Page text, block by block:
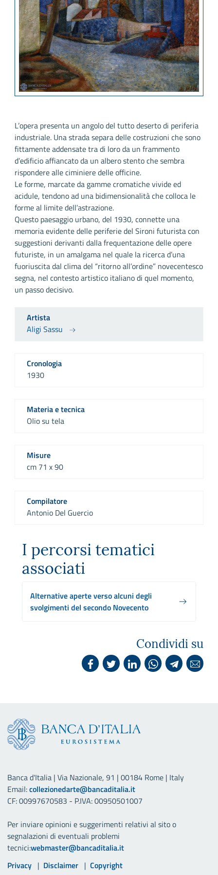
L’opera presenta un angolo del tutto deserto di periferia
industriale. Una strada separa delle costruzioni che sono
fittamente addensate tra di loro da un frammento
d’edificio affiancato da un albero stento che sembra
rispondere alle ciminiere delle officine.
Le forme, marcate da gamme cromatiche vivide ed
acidule, tendono ad una bidimensionalità che colloca le
forme al limite dell’astrazione.
Questo paesaggio urbano, del 1930, connette una
memoria evidente delle periferie del Sironi futurista con
suggestioni derivanti dalla frequentazione delle opere
futuriste, in un amalgama nel quale la ricerca d’una
fuoriuscita dal clima del “ritorno all’ordine” novecentesco
segna, nel contesto artistico italiano di quel momento,
un passo decisivo.
Artista
Aligi Sassu
Cronologia
1930
Materia e tecnica
Olio su tela
Misure
cm 71 x 90
Compilatore
Antonio Del Guercio
I percorsi tematici
associati
Alternative aperte verso alcuni degli
svolgimenti del secondo Novecento
Condividi su
Banca d'Italia | Via Nazionale, 91 | 00184 Rome | Italy
Email:collezionedarte@bancaditalia.it
CF: 00997670583 - P.IVA: 00950501007
Per inviare opinioni e suggerimenti relativi al sito o
segnalazioni di eventuali problemi
tecnici:webmaster@bancaditalia.it
Link utili
Privacy Disclaimer Copyright